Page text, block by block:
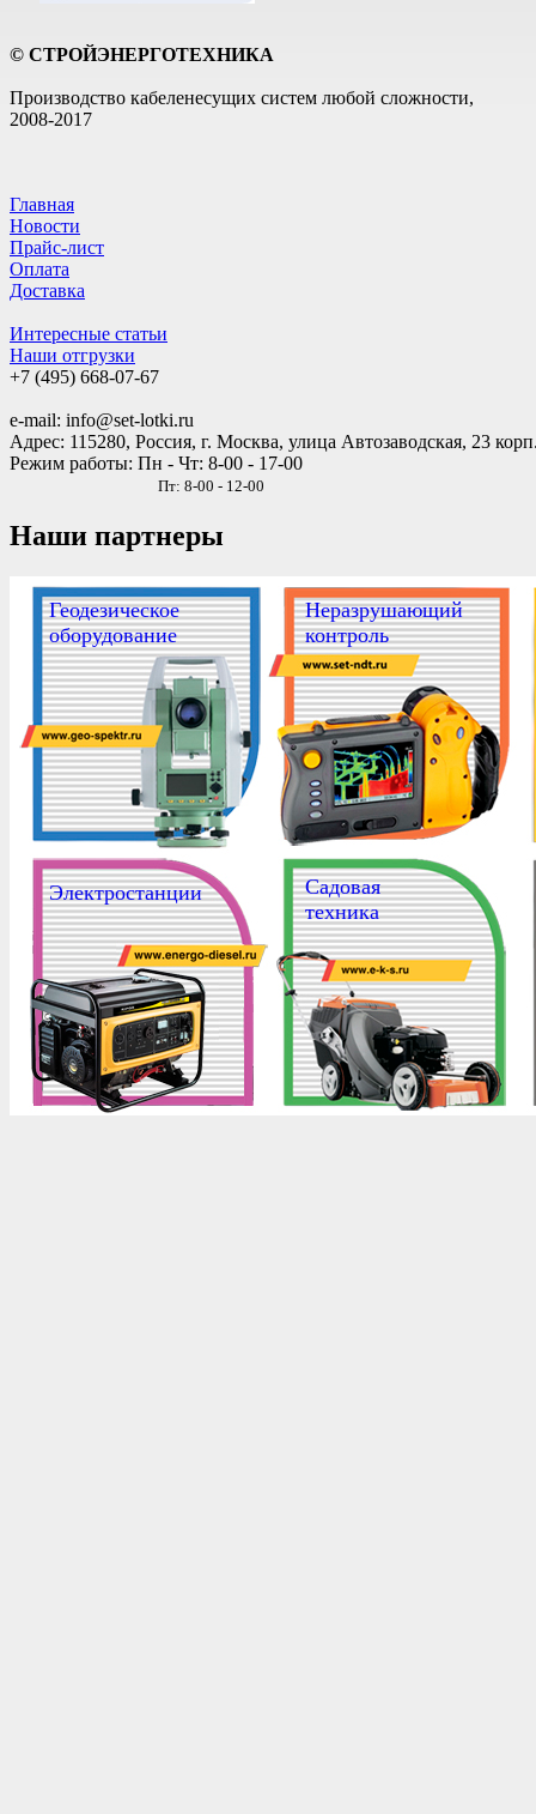
© СТРОЙЭНЕРГОТЕХНИКА
Производство кабеленесущих систем любой сложности,
2008-2017
Главная
Новости
Прайс-лист
Оплата
Доставка
Интересные статьи
Наши отгрузки
+7 (495) 668-07-67
e-mail: info@set-lotki.ru
Адрес: 115280, Россия, г. Москва, улица Автозаводская, 23
Режим работы: Пн - Чт: 8-00 - 17-00
Пт: 8-00 - 12-00
Наши партнеры
Геодезическое
оборудование
Неразрушающий
контроль
Электростанции
Садовая
техника